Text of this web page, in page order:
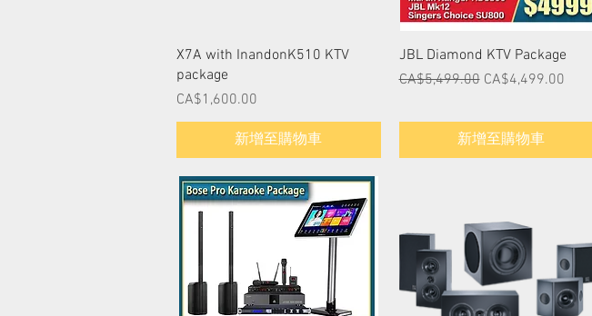
快速瀏覽
X7A with InandonK510 KTV
package
價格
CA$1,600.00
新增至購物車
快速瀏覽
JBL Diamond KTV Package
一般價格
CA$5,499.00 促銷價格
CA$4,499.00
新增至購物車